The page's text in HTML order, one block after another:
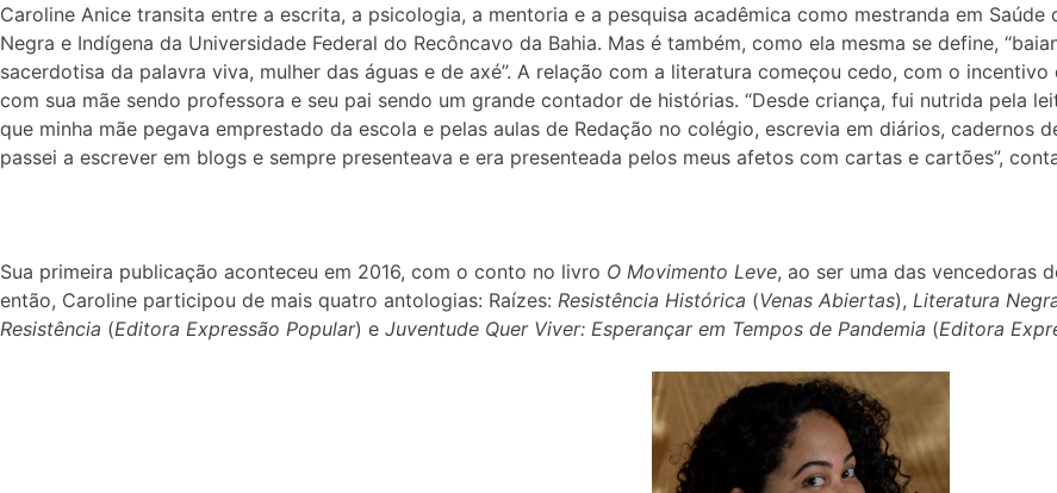
Caroline Anice transita entre a escrita, a psicologia, a mentoria e a pesquisa acadêmica como mestranda em Saúde
Negra e Indígena da Universidade Federal do Recôncavo da Bahia. Mas é também, como ela mesma se define,
sacerdotisa da palavra viva, mulher das águas e de axé”. A relação com a literatura começou cedo, com o incentivo
com sua mãe sendo professora e seu pai sendo um grande contador de histórias. “Desde criança, fui nutrida pela
que minha mãe pegava emprestado da escola e pelas aulas de Redação no colégio, escrevia em diários, cadernos
passei a escrever em blogs e sempre presenteava e era presenteada pelos meus afetos com cartas e cartões”,
Sua primeira publicação aconteceu em 2016, com o conto no livro O Movimento Leve, ao ser uma das vencedoras
então, Caroline participou de mais quatro antologias: Raízes: Resistência Histórica (Venas Abiertas), Literatura
Resistência (Editora Expressão Popular) e Juventude Quer Viver: Esperançar em Tempos de Pandemia (Editora